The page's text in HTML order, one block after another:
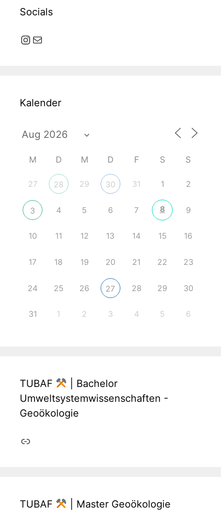
Socials
Instagram
E-Mail
Kalender
M D M D F S S
27 28 29 30 31 1 2
3 4 5 6 7 8 9
10 11 12 13 14 15 16
17 18 19 20 21 22 23
24 25 26 27 28 29 30
31 1 2 3 4 5 6
TUBAF
| Bachelor
Umweltsystemwissenschaften -
Geoökologie
Link
TUBAF | Master Geoökologie